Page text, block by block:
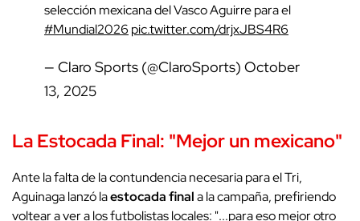
selección mexicana del Vasco Aguirre para el
#Mundial2026 pic.twitter.com/drjxJBS4R6
— Claro Sports (@ClaroSports) October
13, 2025
La Estocada Final: "Mejor un mexicano"
Ante la falta de la contundencia necesaria para el Tri,
Aguinaga lanzó laestocada finala la campaña, prefiriendo
voltear a ver a los futbolistas locales: "...para eso mejor otro